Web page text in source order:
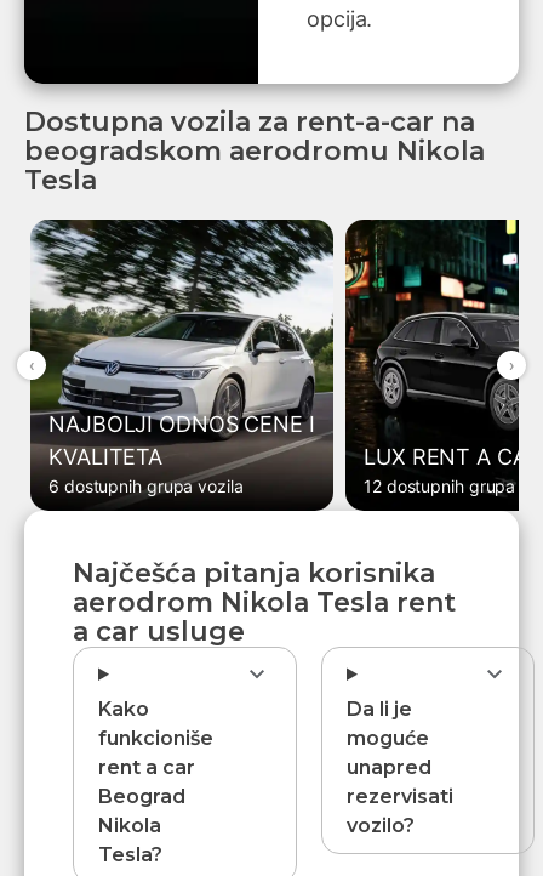
opcija.
Dostupna vozila za rent-a-car na
beogradskom aerodromu Nikola
Tesla
‹
NAJBOLJI ODNOS CENE I
KVALITETA
6 dostupnih grupa vozila
LUX RENT A CAR
12 dostupnih grupa
›
Najčešća pitanja korisnika
aerodrom Nikola Tesla rent
a car usluge
Kako
funkcioniše
rent a car
Beograd
Nikola
Tesla?
Da li je
moguće
unapred
rezervisati
vozilo?